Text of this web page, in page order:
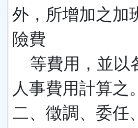
外，所增加之加
險費
等費用，並以
人事費用計算之。
二、徵調、委任